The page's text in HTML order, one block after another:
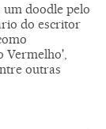
um doodle pelo
do escritor
Vermelho',
outras